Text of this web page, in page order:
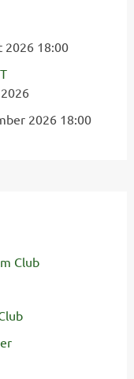
2026 18:00
2026 18:00
Club